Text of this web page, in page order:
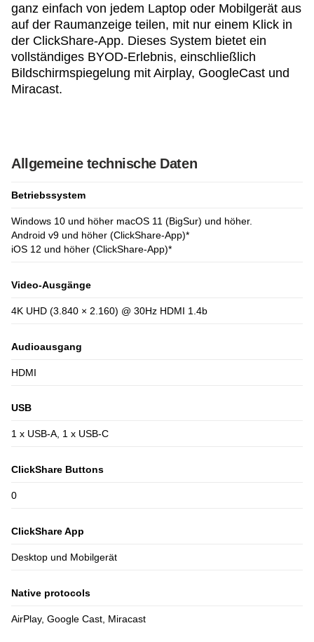
ganz einfach von jedem Laptop oder Mobilgerät aus
auf der Raumanzeige teilen, mit nur einem Klick in
der ClickShare-App. Dieses System bietet ein
vollständiges BYOD-Erlebnis, einschließlich
Bildschirmspiegelung mit Airplay, GoogleCast und
Miracast.
Allgemeine technische Daten
Betriebssystem
Windows 10 und höher macOS 11 (BigSur) und höher.
Android v9 und höher (ClickShare-App)*
iOS 12 und höher (ClickShare-App)*
Video-Ausgänge
4K UHD (3.840 × 2.160) @ 30Hz HDMI 1.4b
Audioausgang
HDMI
USB
1 x USB-A, 1 x USB-C
ClickShare Buttons
0
ClickShare App
Desktop und Mobilgerät
Native protocols
AirPlay, Google Cast, Miracast